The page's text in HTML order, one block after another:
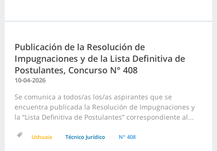
Publicación de la Resolución de
Impugnaciones y de la Lista Definitiva de
Postulantes, Concurso N° 408
10-04-2026
Se comunica a todos/as los/as aspirantes que se
encuentra publicada la Resolución de Impugnaciones y
la “Lista Definitiva de Postulantes” correspondiente al...
Ushuaia Técnico Jurídico N° 408